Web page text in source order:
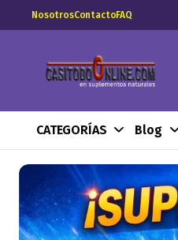
NosotrosContactoFAQ
CATEGORÍAS Blog